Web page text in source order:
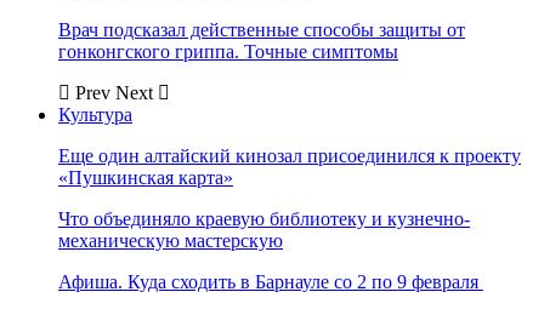
Врач подсказал действенные способы защиты от
гонконгского гриппа. Точные симптомы
Prev Next
Культура
Еще один алтайский кинозал присоединился к проекту
«Пушкинская карта»
Что объединяло краевую библиотеку и кузнечно-
механическую мастерскую
Афиша. Куда сходить в Барнауле со 2 по 9 февраля